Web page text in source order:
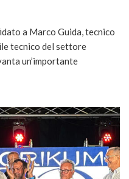
a Marco Guida, tecnico
tecnico del settore
un’importante